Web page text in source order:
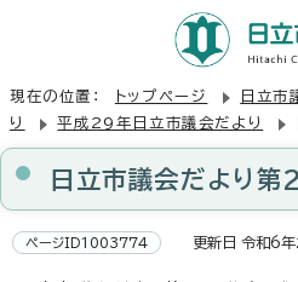
現在の位置： トップページ 日立市
り
平成29年日立市議会だより
日立市議会だより
ページID1003774 更新日 令和6